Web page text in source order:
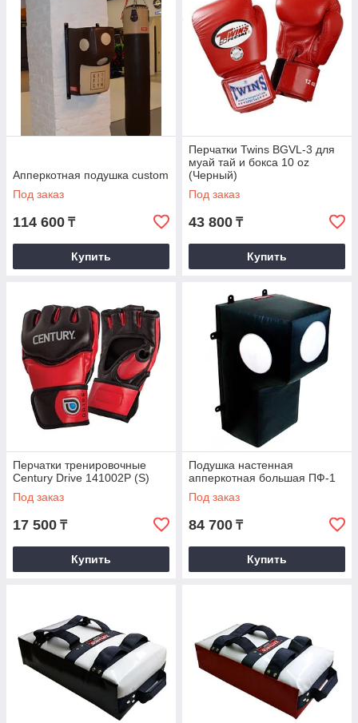
Апперкотная подушка сustom
Под заказ
114 600 ₸
Купить
Перчатки Twins BGVL-3 для
муай тай и бокса 10 oz
(Черный)
Под заказ
43 800 ₸
Купить
Перчатки тренировочные
Century Drive 141002P (S)
Под заказ
17 500 ₸
Купить
Подушка настенная
апперкотная большая ПФ-1
Под заказ
84 700 ₸
Купить